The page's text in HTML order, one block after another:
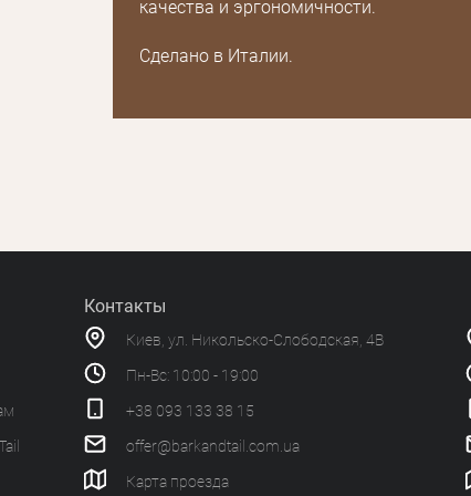
качества и эргономичности.
Сделано в Италии.
Контакты
Киев, ул. Никольско-Слободская, 4В
Пн-Вс: 10:00 - 19:00
+38 093 133 38 15
offer@barkandtail.com.ua
Карта проезда